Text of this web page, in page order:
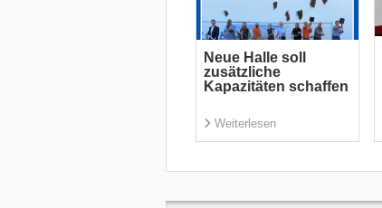
Neue Halle soll
zusätzliche
Kapazitäten schaffen
Weiterlesen